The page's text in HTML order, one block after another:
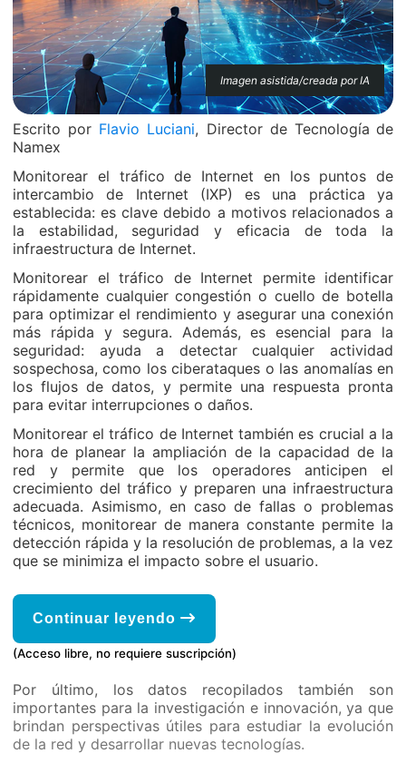
Imagen asistida/creada por IA
Escrito por Flavio Luciani, Director de Tecnología de
Namex
Monitorear el tráfico de Internet en los puntos de
intercambio de Internet (IXP) es una práctica ya
establecida: es clave debido a motivos relacionados a
la estabilidad, seguridad y eficacia de toda la
infraestructura de Internet.
Monitorear el tráfico de Internet permite identificar
rápidamente cualquier congestión o cuello de botella
para optimizar el rendimiento y asegurar una conexión
más rápida y segura. Además, es esencial para la
seguridad: ayuda a detectar cualquier actividad
sospechosa, como los ciberataques o las anomalías en
los flujos de datos, y permite una respuesta pronta
para evitar interrupciones o daños.
Monitorear el tráfico de Internet también es crucial a la
hora de planear la ampliación de la capacidad de la
red y permite que los operadores anticipen el
crecimiento del tráfico y preparen una infraestructura
adecuada. Asimismo, en caso de fallas o problemas
técnicos, monitorear de manera constante permite la
detección rápida y la resolución de problemas, a la vez
que se minimiza el impacto sobre el usuario.
Continuar leyendo
(Acceso libre, no requiere suscripción)
Por último, los datos recopilados también son
importantes para la investigación e innovación, ya que
brindan perspectivas útiles para estudiar la evolución
de la red y desarrollar nuevas tecnologías.